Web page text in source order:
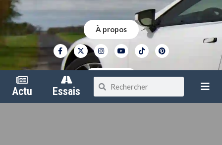
À propos
Contact
Actu Essais